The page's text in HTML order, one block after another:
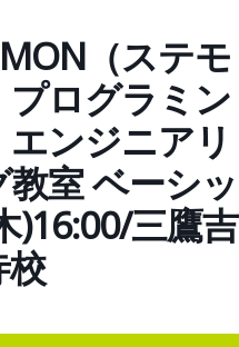
（ステモ
プログラミン
エンジニアリ
教室 ベーシッ
)16:00/三鷹吉
校